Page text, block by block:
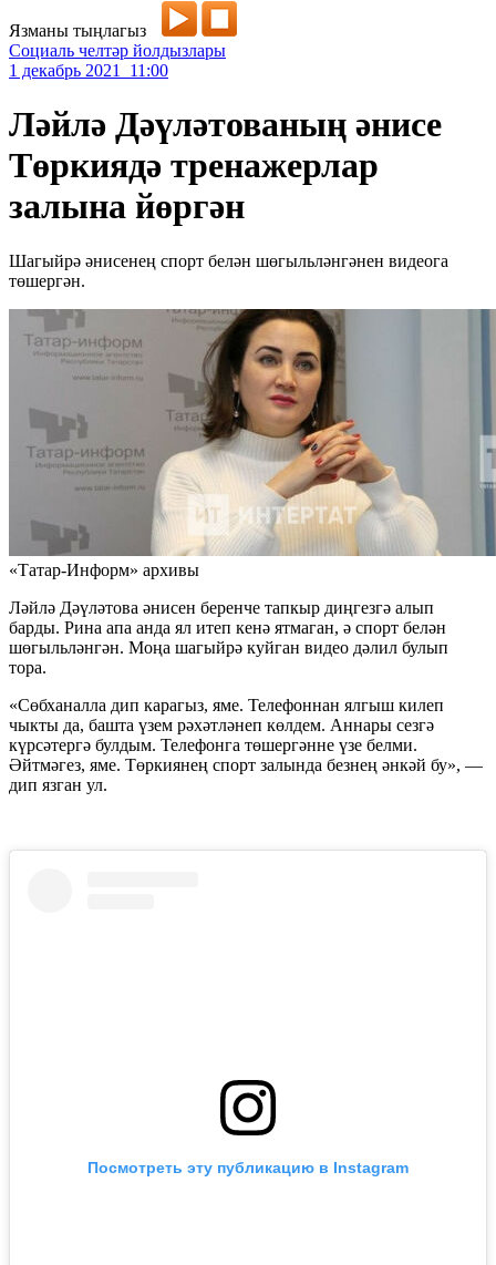
Язманы тыңлагыз
Социаль челтәр йолдызлары
1 декабрь 2021 11:00
Ләйлә Дәүләтованың әнисе
Төркиядә тренажерлар
залына йөргән
Шагыйрә әнисенең спорт белән шөгыльләнгәнен видеога
төшергән.
«Татар-Информ» архивы
Ләйлә Дәүләтова әнисен беренче тапкыр диңгезгә алып
барды. Рина апа анда ял итеп кенә ятмаган, ә спорт белән
шөгыльләнгән. Моңа шагыйрә куйган видео дәлил булып
тора.
«Сөбханалла дип карагыз, яме. Телефоннан ялгыш килеп
чыкты да, башта үзем рәхәтләнеп көлдем. Аннары сезгә
күрсәтергә булдым. Телефонга төшергәнне үзе белми.
Әйтмәгез, яме. Төркиянең спорт залында безнең әнкәй бу», —
дип язган ул.
Посмотреть эту публикацию в Instagram